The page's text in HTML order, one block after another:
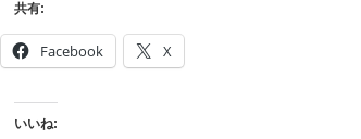
共有:
Facebook X
いいね: